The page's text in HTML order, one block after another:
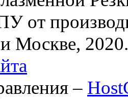
от
Москве, 2020.
–